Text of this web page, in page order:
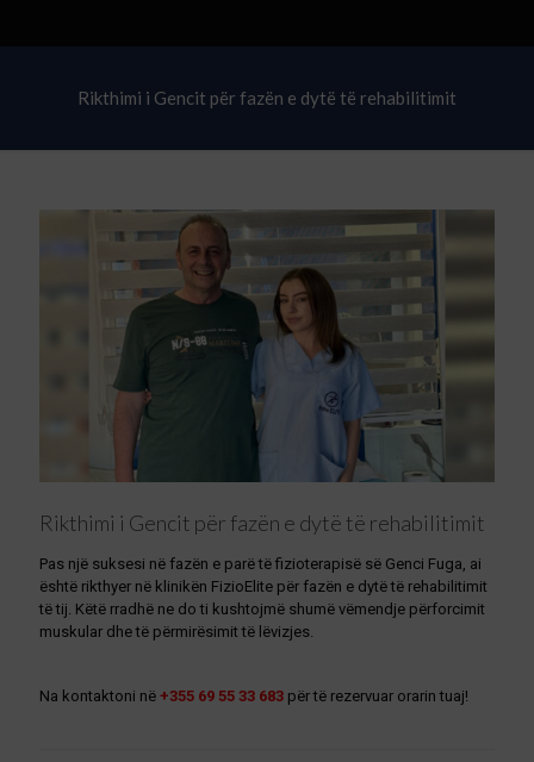
Rikthimi i Gencit për fazën e dytë të rehabilitimit
Rikthimi i Gencit për fazën e dytë të rehabilitimit
Pas një suksesi në fazën e parë të fizioterapisë së Genci Fuga, ai
është rikthyer në klinikën FizioElite për fazën e dytë të rehabilitimit
të tij. Këtë rradhë ne do ti kushtojmë shumë vëmendje përforcimit
muskular dhe të përmirësimit të lëvizjes.
Na kontaktoni në +355 69 55 33 683 për të rezervuar orarin tuaj!